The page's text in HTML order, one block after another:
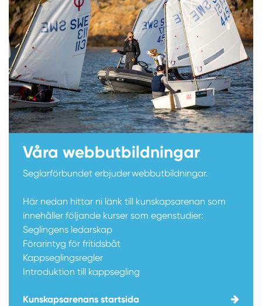
Våra webbutbildningar
Seglarförbundet erbjuder webbutbildningar.
Här nedan hittar ni länk till kunskapsarenan som
innehåller följande kurser som egenstudier:
Seglingens ledarskap
Förarintyg för fritidsbåt
Kappseglingsregler
Introduktion till kappsegling
Kunskapsarenans startsida